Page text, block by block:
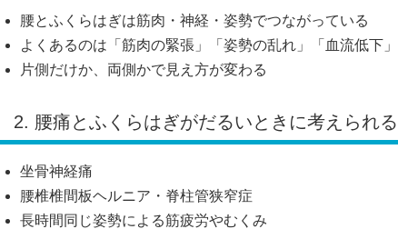
腰とふくらはぎは筋肉・神経・姿勢でつながっている
よくあるのは「筋肉の緊張」「姿勢の乱れ」「血流低下」
片側だけか、両側かで見え方が変わる
2. 腰痛とふくらはぎがだるいときに考えられ
坐骨神経痛
腰椎椎間板ヘルニア・脊柱管狭窄症
長時間同じ姿勢による筋疲労やむくみ